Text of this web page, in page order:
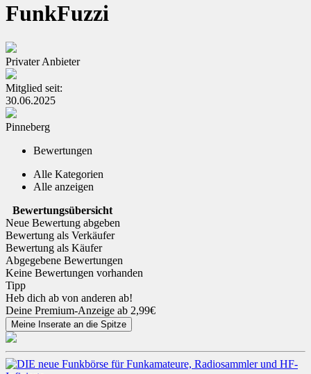
FunkFuzzi
Privater Anbieter
Mitglied seit:
30.06.2025
Pinneberg
Bewertungen
Alle Kategorien
Alle anzeigen
Bewertungsübersicht
Neue Bewertung abgeben
Bewertung als Verkäufer
Bewertung als Käufer
Abgegebene Bewertungen
Keine Bewertungen vorhanden
Tipp
Heb dich ab von anderen ab!
Deine Premium-Anzeige ab 2,99€